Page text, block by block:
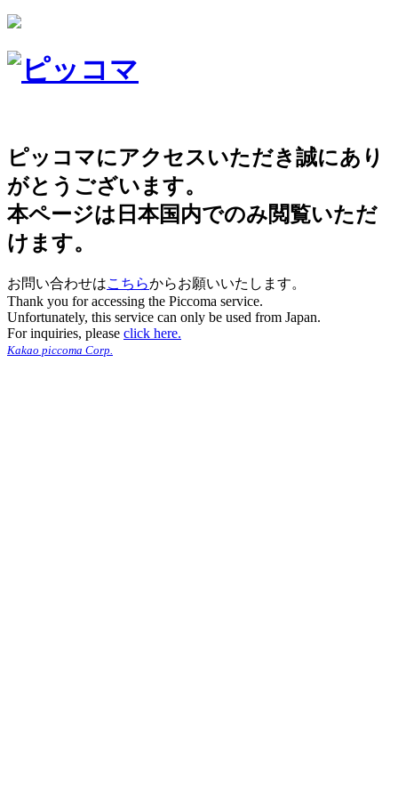
ピッコマにアクセスいただき誠にあり
がとうございます。
本ページは日本国内でのみ閲覧いただ
けます。
お問い合わせはこちらからお願いいたします。
Thank you for accessing the Piccoma service.
Unfortunately, this service can only be used from Japan.
For inquiries, please click here.
Kakao piccoma Corp.